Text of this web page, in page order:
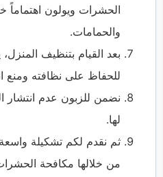
الحشرات ويولون اهتماماً
والحمامات.
بعد القيام بتنظيف
للحفاظ على نظافته ومنع
نضمن للزبون عدم انتشار
لها.
ثم نقدم لكم تشكيلة
من خلالها مكافحة